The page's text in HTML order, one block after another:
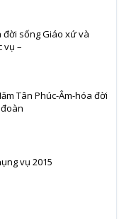
đời sống Giáo xứ và
vụ –
Tân Phúc-Âm-hóa đời
vụ 2015